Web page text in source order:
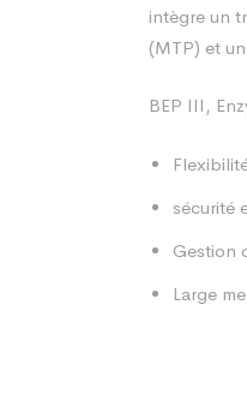
intègre un
(MTP) et
BEP III,
sécurité
Gestion
Large